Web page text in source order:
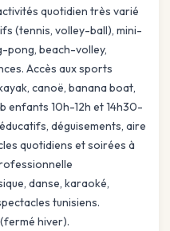
quotidien très varié
(tennis, volley-ball), mini-
pong, beach-volley,
Accès aux sports
canoë, banana boat,
enfants 10h-12h et 14h30-
déguisements, aire
quotidiens et soirées à
danse, karaoké,
tunisiens.
hiver).